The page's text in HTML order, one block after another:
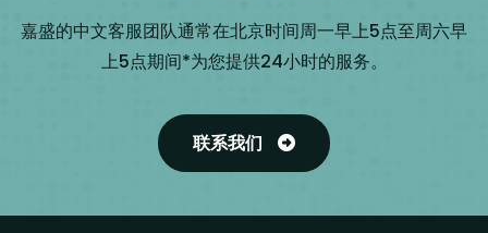
嘉盛的中文客服团队通常在北京时间周一早上5点至周六早
上5点期间*为您提供24小时的服务。
联系我们